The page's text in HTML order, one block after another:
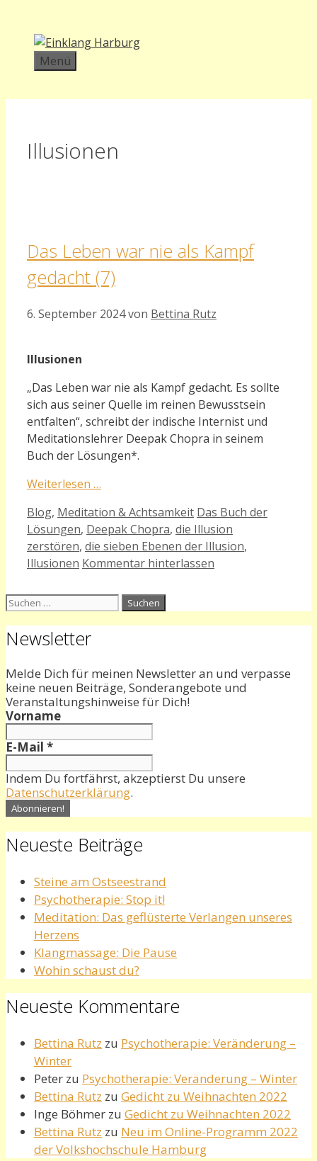
Inhalt
springen
Menü
Illusionen
Das Leben war nie als Kampf
gedacht (7)
6. September 2024von Bettina Rutz
Illusionen
„Das Leben war nie als Kampf gedacht. Es sollte
sich aus seiner Quelle im reinen Bewusstsein
entfalten“, schreibt der indische Internist und
Meditationslehrer Deepak Chopra in seinem
Buch der Lösungen*.
Weiterlesen …
Kategorien
Blog, Meditation & Achtsamkeit Schlagwörter
Das Buch der
Lösungen, Deepak Chopra, die Illusion
zerstören, die sieben Ebenen der Illusion,
Illusionen Kommentar hinterlassen
Suchen
Newsletter
Melde Dich für meinen Newsletter an und verpasse
keine neuen Beiträge, Sonderangebote und
Veranstaltungshinweise für Dich!
Vorname
E-Mail *
Indem Du fortfährst, akzeptierst Du unsere
Datenschutzerklärung.
Neueste Beiträge
Steine am Ostseestrand
Psychotherapie: Stop it!
Meditation: Das geflüsterte Verlangen unseres
Herzens
Klangmassage: Die Pause
Wohin schaust du?
Neueste Kommentare
Bettina Rutz zu Psychotherapie: Veränderung –
Winter
Peter zu Psychotherapie: Veränderung – Winter
Bettina Rutz zu Gedicht zu Weihnachten 2022
Inge Böhmer zu Gedicht zu Weihnachten 2022
Bettina Rutz zu Neu im Online-Programm 2022
der Volkshochschule Hamburg